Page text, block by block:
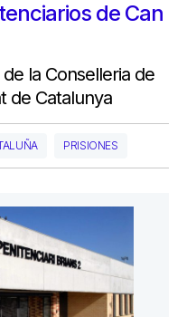
de Can
la Conselleria de
de Catalunya
PRISIONES